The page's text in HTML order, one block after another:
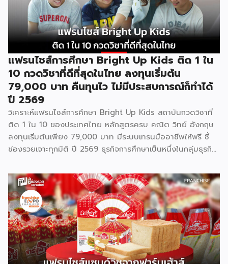
แฟรนไชส์การศึกษา Bright Up Kids ติด 1 ใน
10 กวดวิชาที่ดีที่สุดในไทย ลงทุนเริ่มต้น
79,000 บาท คืนทุนไว ไม่มีประสบการณ์ก็ทำได้
ปี 2569
วิเคราะห์แฟรนไชส์การศึกษา Bright Up Kids สถาบันกวดวิชาที่
ติด 1 ใน 10 ของประเทศไทย หลักสูตรครบ คณิต วิทย์ อังกฤษ
ลงทุนเริ่มต้นเพียง 79,000 บาท มีระบบเทรนมืออาชีพให้ฟรี ชี้
ช่องรวยเจาะทุกมิติ ปี 2569 ธุรกิจการศึกษาเป็นหนึ่งในกลุ่มธุรกิจ
ปกครองไทยให้ความสำคัญกับการเรียนของลูกหลานเสมอ และ
Bright Up Kids คือแบรนด์แฟรนไชส์การศึกษาที่เข้ามาตอบ
โจทย์นี้ ด้วยหลักสูตรที่ได้รับการยอมรับว่าติด 1 ใน 10 กวดวิชาที่
ดีที่สุดในประเทศไทย จุดเด่นสำคัญคืองบลงทุนเริ่มต้นเพียง
79,000 บาท พร้อมระบบเทรนแบบมืออาชีพให้ฟรี ทำให้ผู้ที่ไม่มี
ประสบการณ์ด้านการสอนมาก่อนก็สามารถเป็นเจ้าของธุรกิจกวด
วิชาได้ รู้จัก Bright Up Kids ก่อนตัดสินใจ Bright Up Kids
เป็นแฟรนไชส์การศึกษาที่มีหลักสูตรครบ จบที่เดียว ครอบคลุม